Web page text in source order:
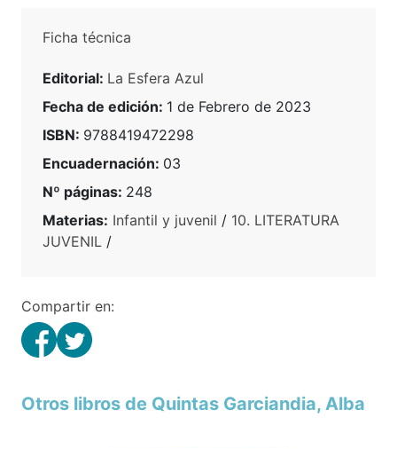
Ficha técnica
Editorial: La Esfera Azul
Fecha de edición: 1 de Febrero de 2023
ISBN: 9788419472298
Encuadernación: 03
Nº páginas: 248
Materias: Infantil y juvenil / 10. LITERATURA
JUVENIL /
Compartir en:
Otros libros de Quintas Garciandia, Alba